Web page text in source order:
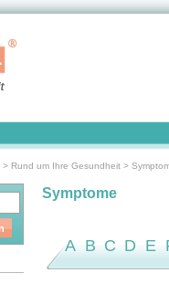
> Rund um Ihre Gesundheit >
Symptome
A B C D E